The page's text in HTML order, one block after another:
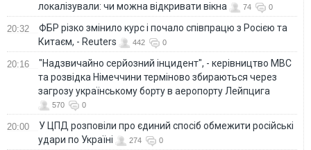
локалізували: чи можна відкривати вікна
74 0
20:32
ФБР різко змінило курс і почало співпрацю з Росією та
Китаєм, - Reuters
442 0
20:16
"Надзвичайно серйозний інцидент", - керівництво МВС
та розвідка Німеччини терміново збираються через
загрозу українському борту в аеропорту Лейпцига
570 0
20:00
У ЦПД розповіли про єдиний спосіб обмежити російські
удари по Україні
274 0